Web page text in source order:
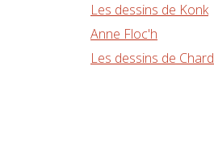
Les dessins de Konk
Anne Floc'h
Les dessins de Chard